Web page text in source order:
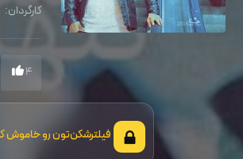
کارگردان:
4
فیلترشکن‌تون رو خاموش